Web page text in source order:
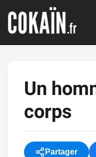
Un
corps
Partager